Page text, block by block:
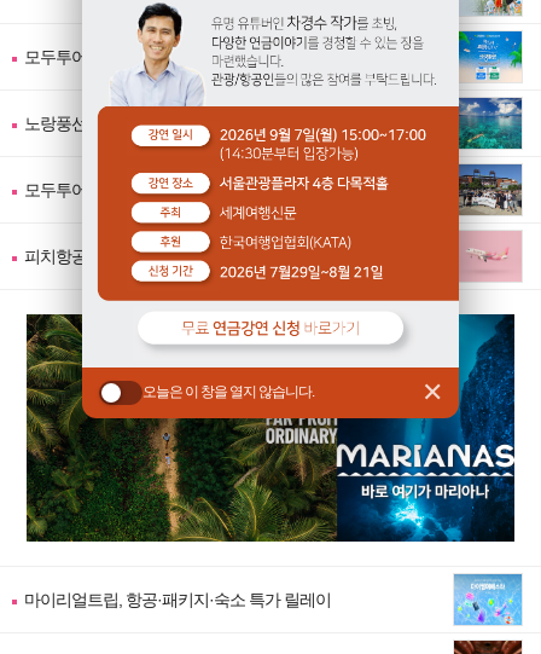
Destination
Analysis
모두투어, NH농협은행과 "NH모두트래블리적금" 출시
노랑풍선, 옐로LIVE서 "마나도 3박5일" 상품 선보여
모두투어, 이현우 해설위원과 함께하는 "MLB 직관 컨셉투
피치항공, 자사 귀책 지연·결항 시 숙박·교통비 보상제 도입
마이리얼트립, 항공·패키지·숙소 특가 릴레이
오늘은 이 창을 열지 않습니다. ✕